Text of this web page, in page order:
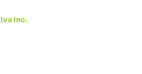
Iva Inc.